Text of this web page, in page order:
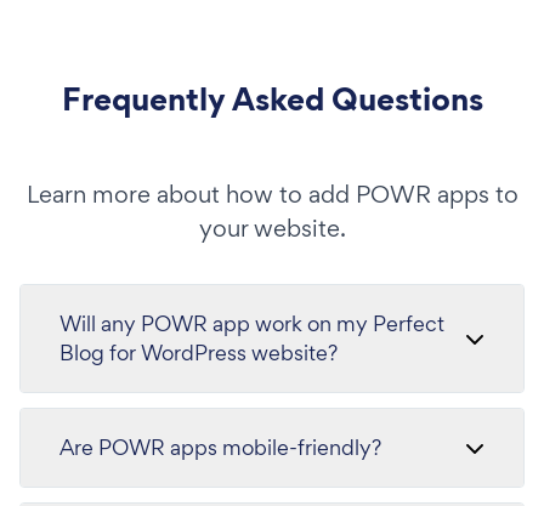
Frequently Asked Questions
Learn more about how to add POWR apps to
your website.
Will any POWR app work on my Perfect
Blog for WordPress website?
Are POWR apps mobile-friendly?